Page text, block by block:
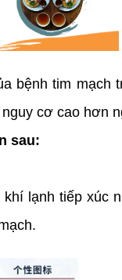
bệnh tim mạch
cơ cao hơn
sau:
lạnh tiếp xúc